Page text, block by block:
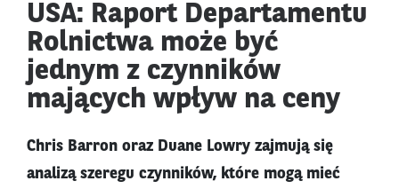
USA: Raport Departamentu
Rolnictwa może być
jednym z czynników
mających wpływ na ceny
Chris Barron oraz Duane Lowry zajmują się
analizą szeregu czynników, które mogą mieć